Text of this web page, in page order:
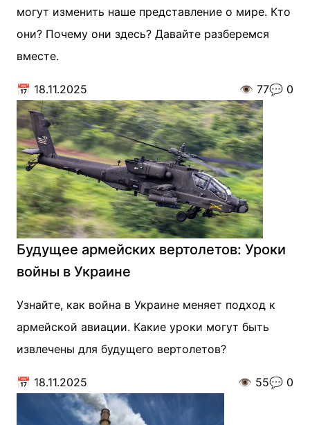
могут изменить наше представление о мире. Кто
они? Почему они здесь? Давайте разберемся
вместе.
📅 18.11.2025 👁️ 77💬 0
Будущее армейских вертолетов: Уроки
войны в Украине
Узнайте, как война в Украине меняет подход к
армейской авиации. Какие уроки могут быть
извлечены для будущего вертолетов?
📅 18.11.2025 👁️ 55💬 0